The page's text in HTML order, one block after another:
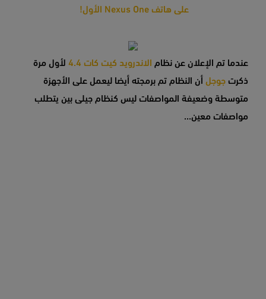
على هاتف Nexus One الأول!
عندما تم الإعلان عن نظام الاندرويد كيت كات 4.4
لأول مرة
ذكرت جوجل أن النظام تم برمجته أيضا ليعمل على الأجهزة
متوسطة وضعيفة المواصفات ليس كنظام جيلى بين يتطلب
مواصفات معين...